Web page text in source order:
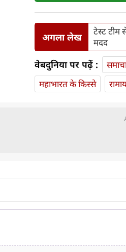
अगला लेख
टेस्ट टीम
मदद
वेबदुनिया पर पढ़ें :
महाभारत के किस्से